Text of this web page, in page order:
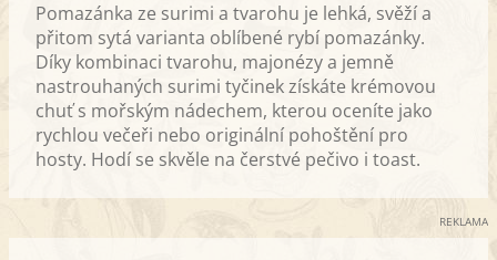
Pomazánka ze surimi a tvarohu je lehká, svěží a
přitom sytá varianta oblíbené rybí pomazánky.
Díky kombinaci tvarohu, majonézy a jemně
nastrouhaných surimi tyčinek získáte krémovou
chuť s mořským nádechem, kterou oceníte jako
rychlou večeři nebo originální pohoštění pro
hosty. Hodí se skvěle na čerstvé pečivo i toast.
REKLAMA